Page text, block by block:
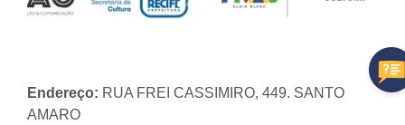
Endereço: RUA FREI CASSIMIRO, 449. SANTO
AMARO